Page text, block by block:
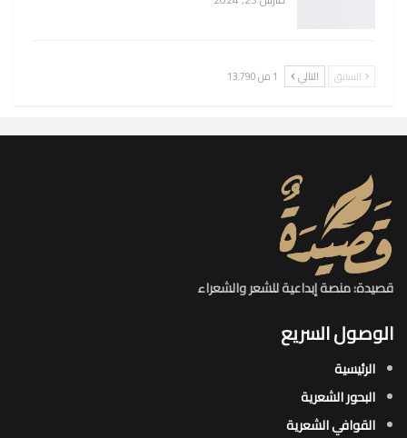
السابق التالي 1 من 13٬790
قصيدة: منصة إبداعية للشعر والشعراء
الوصول السريع
الرئيسية
البحور الشعرية​
القوافي الشعرية​